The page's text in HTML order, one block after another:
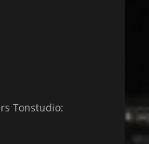
Tonstudio: